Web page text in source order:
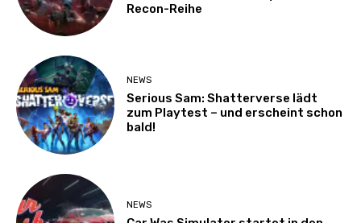
Recon-Reihe
NEWS
Serious Sam: Shatterverse lädt
zum Playtest – und erscheint schon
bald!
NEWS